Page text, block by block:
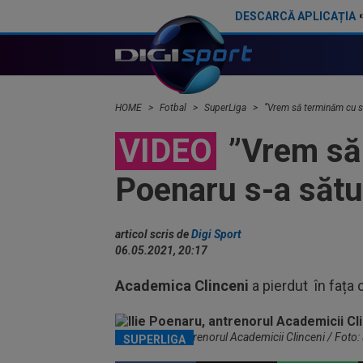
DESCARCĂ APLICAȚIA
HOME Fotbal SuperLiga ”Vrem să terminăm cu
VIDEO ”Vrem
Poenaru s-a
articol scris deDigi Sport
06.05.2021, 20:17
Academica Clinceni a pierdut în fața
SUPERLIGA
Ilie Poenaru, antrenorul Academicii Clinceni /